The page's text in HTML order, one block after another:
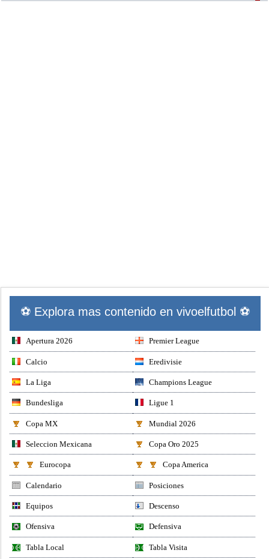
⚽ Explora mas contenido en vivoelfutbol ⚽
Apertura 2026 Premier League
Calcio Eredivisie
La Liga Champions League
Bundesliga Ligue 1
Copa MX Mundial 2026
Seleccion Mexicana Copa Oro 2025
Eurocopa Copa America
Calendario Posiciones
Equipos Descenso
Ofensiva Defensiva
Tabla Local Tabla Visita